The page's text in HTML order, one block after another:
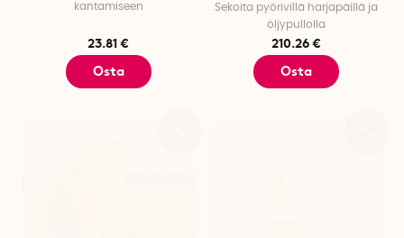
kantamiseen
23.81 €
Osta
Sekoita pyörivillä harjapäillä ja
öljypullolla
210.26 €
Osta